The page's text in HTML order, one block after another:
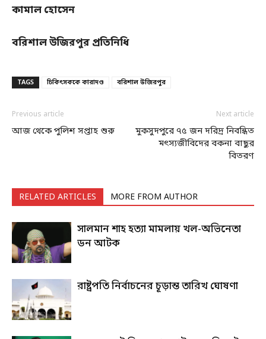
কামাল হোসেন
বরিশাল উজিরপুর প্রতিনিধি
TAGS চিকিৎসককে কারাদণ্ড বরিশাল উজিরপুর
Previous article
আজ থেকে পুলিশ সপ্তাহ শুরু
Next article
মুকসুদপুরে ৭৫ জন দরিদ্র নিবন্ধিত
মৎস্যজীবিদের বকনা বাছুর
বিতরণ
RELATED ARTICLES MORE FROM AUTHOR
সালমান শাহ হত্যা মামলায় খল-অভিনেতা
ডন আটক
রাষ্ট্রপতি নির্বাচনের চূড়ান্ত তারিখ ঘোষণা